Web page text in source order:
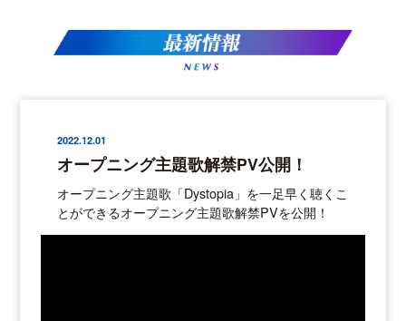
2022.12.01
オープニング主題歌解禁PV公開！
オープニング主題歌「Dystopia」を一足早く聴くこ
とができるオープニング主題歌解禁PVを公開！